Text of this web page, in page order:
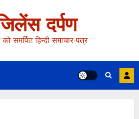
दर्पण
को समर्पित हिन्दी समाचार-पत्र